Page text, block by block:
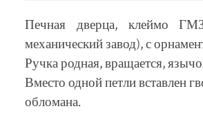
Печная дверца, клеймо
механический завод), с
Ручка родная, вращается,
Вместо одной петли вставлен
обломана.